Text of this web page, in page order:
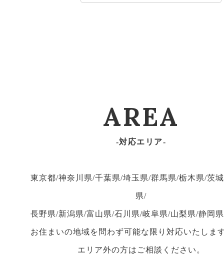
AREA
対応エリア
東京都/神奈川県/千葉県/埼玉県/群馬県/栃木県/茨
県/
長野県/新潟県/富山県/石川県/岐阜県/山梨県/静岡
お住まいの地域を問わず可能な限り対応いたしま
エリア外の方はご相談ください。